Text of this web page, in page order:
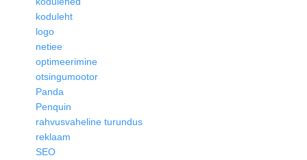
koduleht
logo
netiee
optimeerimine
otsingumootor
Panda
Penquin
rahvusvaheline turundus
reklaam
SEO